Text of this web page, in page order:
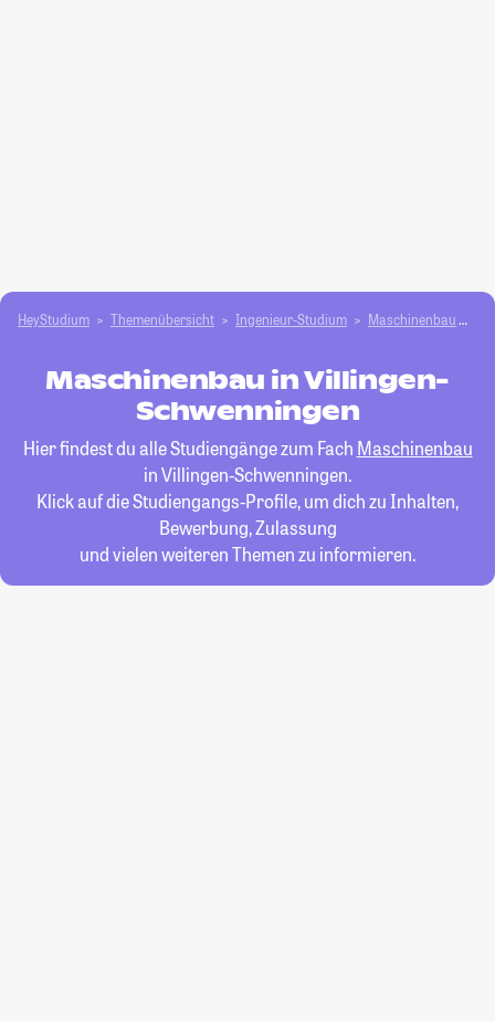
HeyStudium Themenübersicht Ingenieur-Studium Maschinenbau
Maschinenbau in Villingen-
Schwenningen
Hier findest du alle Studiengänge zum Fach Maschinenbau
in Villingen-Schwenningen.
Klick auf die Studiengangs-Profile, um dich zu Inhalten,
Bewerbung, Zulassung
und vielen weiteren Themen zu informieren.